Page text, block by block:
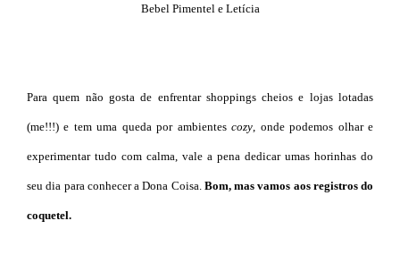
Bebel Pimentel e Letícia
Para quem não gosta de enfrentar shoppings cheios e lojas lotadas
(me!!!) e tem uma queda por ambientescozy , onde podemos olhar e
experimentar tudo com calma, vale a pena dedicar umas horinhas do
seu dia para conhecer a Dona Coisa. Bom, mas vamos aos registros do
coquetel.